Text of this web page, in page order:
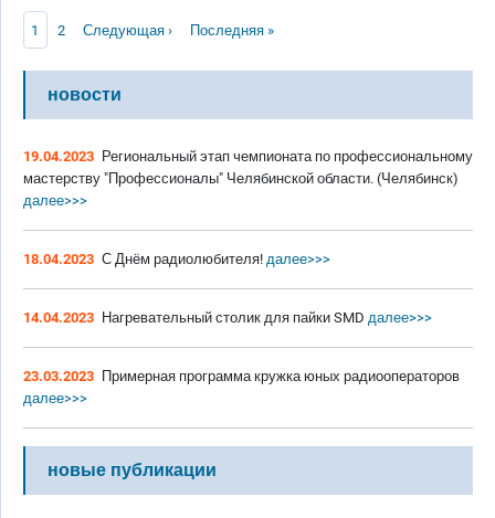
Нумерация страниц
Текущая страница
1 Page
2 Следующая страница
Следующая › Последняя страница
Последняя »
новости
19.04.2023 Региональный этап чемпионата по профессиональному
мастерству "Профессионалы" Челябинской области. (Челябинск)
далее>>>
18.04.2023 С Днём радиолюбителя! далее>>>
14.04.2023 Нагревательный столик для пайки SMD далее>>>
23.03.2023 Примерная программа кружка юных радиооператоров
далее>>>
новые публикации